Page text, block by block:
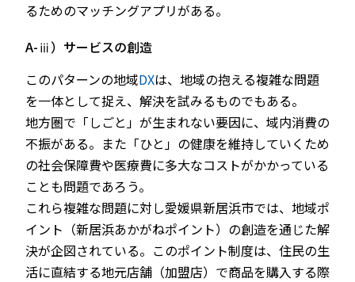
るためのマッチングアプリがある。
A-ⅲ）サービスの創造
このパターンの地域DXは、地域の抱える複雑な問題
を一体として捉え、解決を試みるものでもある。
地方圏で「しごと」が生まれない要因に、域内消費の
不振がある。また「ひと」の健康を維持していくため
の社会保障費や医療費に多大なコストがかかっている
ことも問題であろう。
これら複雑な問題に対し愛媛県新居浜市では、地域ポ
イント（新居浜あかがねポイント）の創造を通じた解
決が企図されている。このポイント制度は、住民の生
活に直結する地元店舗（加盟店）で商品を購入する際